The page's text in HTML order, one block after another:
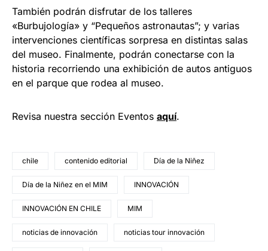
También podrán disfrutar de los talleres
«Burbujología» y “Pequeños astronautas”; y varias
intervenciones científicas sorpresa en distintas salas
del museo. Finalmente, podrán conectarse con la
historia recorriendo una exhibición de autos antiguos
en el parque que rodea al museo.
Revisa nuestra sección Eventos aquí.
chile contenido editorial Día de la Niñez
Día de la Niñez en el MIM INNOVACIÓN
INNOVACIÓN EN CHILE MIM
noticias de innovación noticias tour innovación